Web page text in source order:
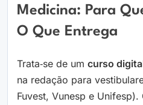
Medicina: Para
O Que Entrega
Trata‑se de um curso
na redação para
Fuvest, Vunesp e